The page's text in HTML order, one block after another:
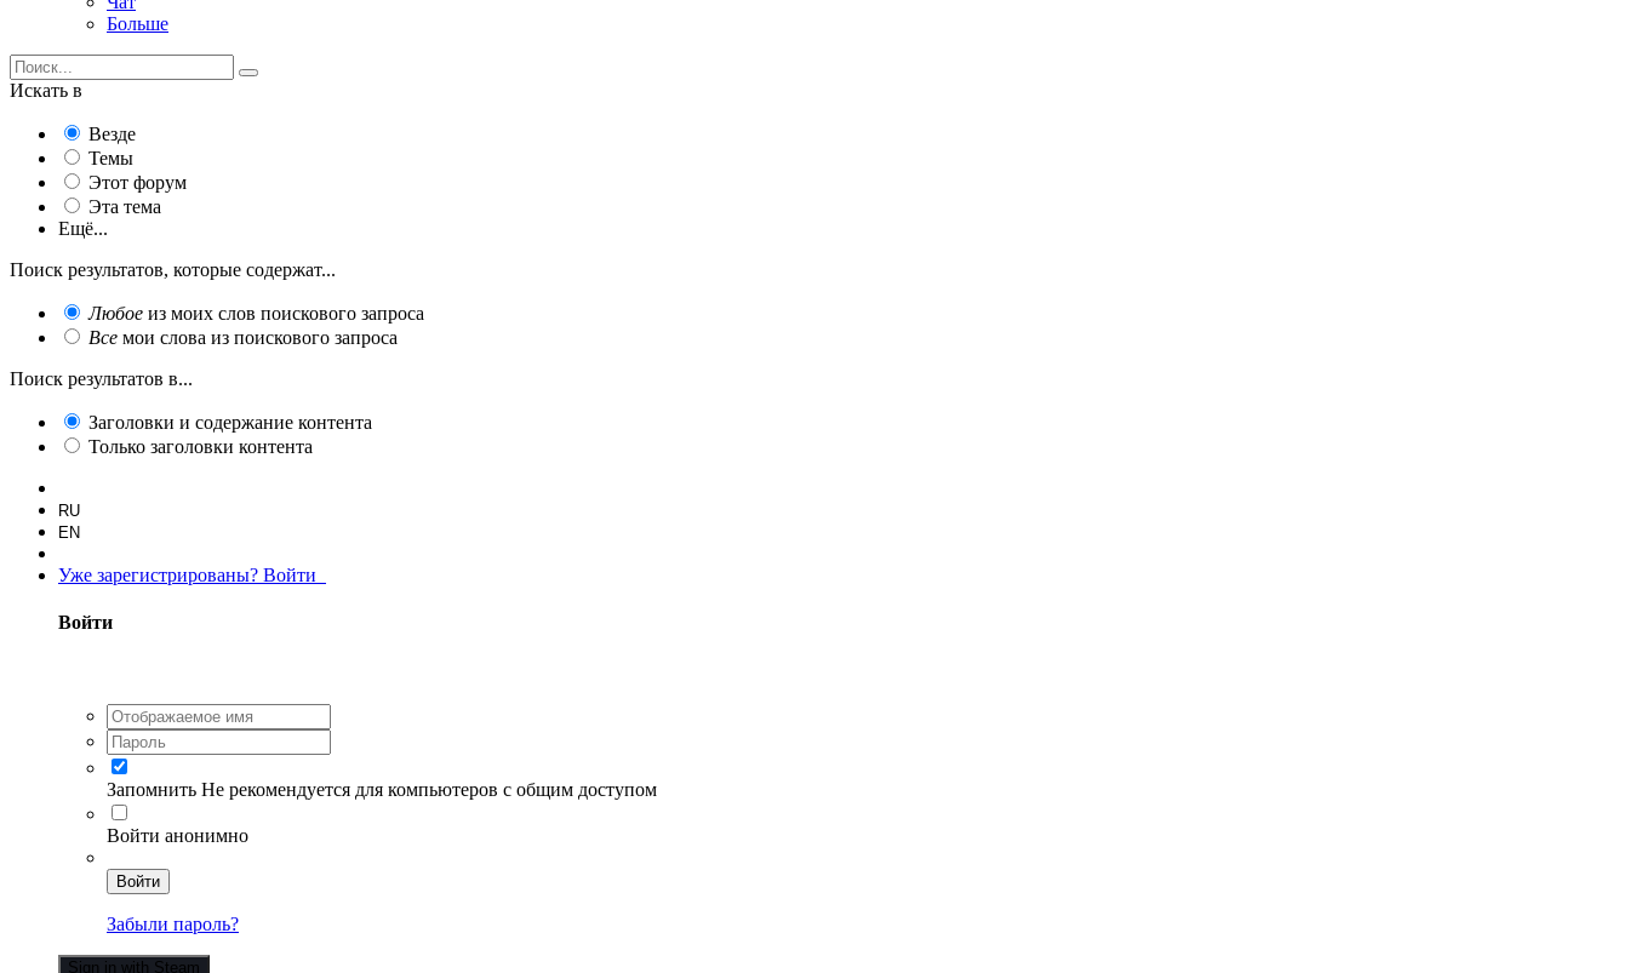
Больше
Искать в
Везде
Темы
Этот форум
Эта тема
Ещё...
Поиск результатов, которые содержат...
Любое из моих слов поискового запроса
Все мои слова из поискового запроса
Поиск результатов в...
Заголовки и содержание контента
Только заголовки контента
RU
EN
Уже зарегистрированы? Войти
Войти
Запомнить Не рекомендуется для компьютеров с общим доступом
Войти анонимно
Войти
Забыли пароль?
Sign in with Steam